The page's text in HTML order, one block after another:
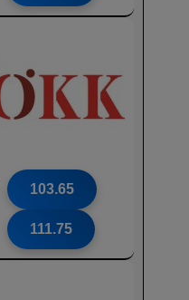
103.65
111.75